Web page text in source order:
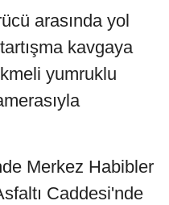
arasında yol
kavgaya
yumruklu
Merkez Habibler
Caddesi'nde